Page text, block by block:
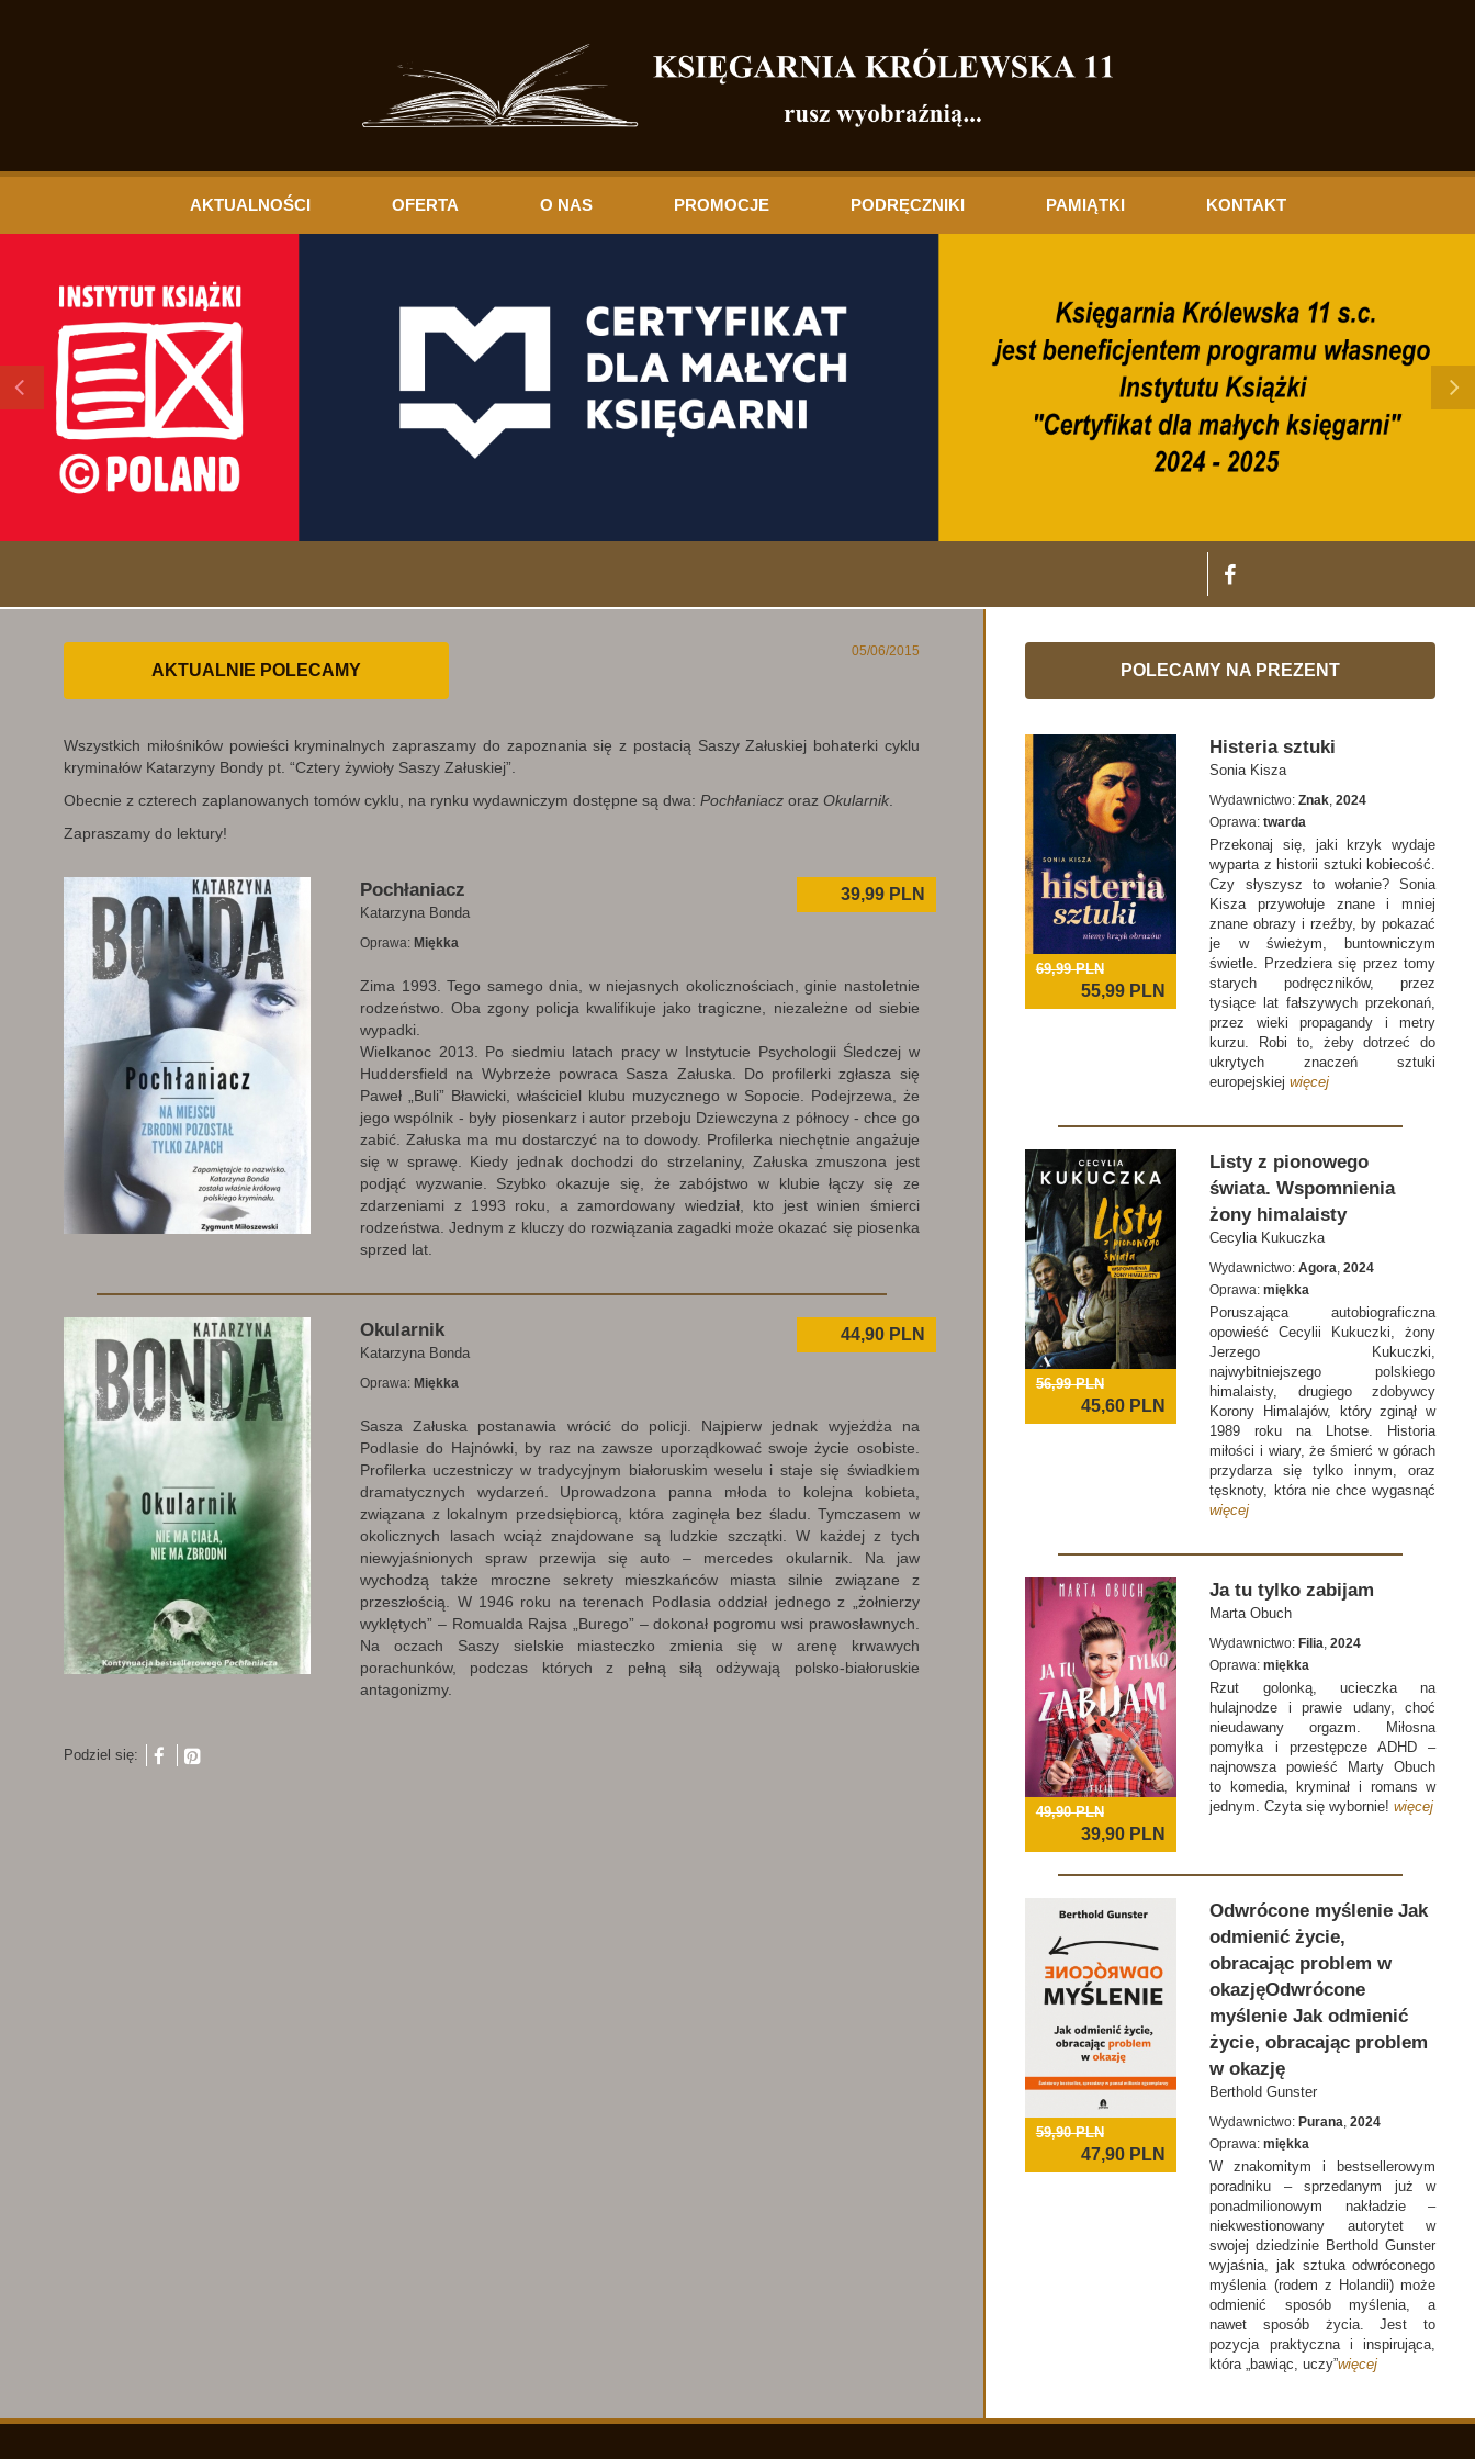
AKTUALNOŚCI OFERTA O NAS PROMOCJE PODRĘCZNIKI PAMIĄTKI KONTAKT
05/06/2015
AKTUALNIE POLECAMY
Wszystkich miłośników powieści kryminalnych zapraszamy do zapoznania się z postacią Saszy Załuskiej bohaterki cyklu
kryminałów Katarzyny Bondy pt. “Cztery żywioły Saszy Załuskiej”.
Obecnie z czterech zaplanowanych tomów cyklu, na rynku wydawniczym dostępne są dwa:Pochłaniacz orazOkularnik
Zapraszamy do lektury!
39,99 PLN
Pochłaniacz
Katarzyna Bonda
Oprawa: Miękka
Zima 1993. Tego samego dnia, w niejasnych okolicznościach, ginie nastoletnie
rodzeństwo. Oba zgony policja kwalifikuje jako tragiczne, niezależne od siebie
wypadki.
Wielkanoc 2013. Po siedmiu latach pracy w Instytucie Psychologii Śledczej w
Huddersfield na Wybrzeże powraca Sasza Załuska. Do profilerki zgłasza się
Paweł „Buli” Bławicki, właściciel klubu muzycznego w Sopocie. Podejrzewa, że
jego wspólnik - były piosenkarz i autor przeboju Dziewczyna z północy - chce go
zabić. Załuska ma mu dostarczyć na to dowody. Profilerka niechętnie angażuje
się w sprawę. Kiedy jednak dochodzi do strzelaniny, Załuska zmuszona jest
podjąć wyzwanie. Szybko okazuje się, że zabójstwo w klubie łączy się ze
zdarzeniami z 1993 roku, a zamordowany wiedział, kto jest winien śmierci
rodzeństwa. Jednym z kluczy do rozwiązania zagadki może okazać się piosenka
sprzed lat.
44,90 PLN
Okularnik
Katarzyna Bonda
Oprawa: Miękka
Sasza Załuska postanawia wrócić do policji. Najpierw jednak wyjeżdża na
Podlasie do Hajnówki, by raz na zawsze uporządkować swoje życie osobiste.
Profilerka uczestniczy w tradycyjnym białoruskim weselu i staje się świadkiem
dramatycznych wydarzeń. Uprowadzona panna młoda to kolejna kobieta,
związana z lokalnym przedsiębiorcą, która zaginęła bez śladu. Tymczasem w
okolicznych lasach wciąż znajdowane są ludzkie szczątki. W każdej z tych
niewyjaśnionych spraw przewija się auto – mercedes okularnik. Na jaw
wychodzą także mroczne sekrety mieszkańców miasta silnie związane z
przeszłością. W 1946 roku na terenach Podlasia oddział jednego z „żołnierzy
wyklętych” – Romualda Rajsa „Burego” – dokonał pogromu wsi prawosławnych.
Na oczach Saszy sielskie miasteczko zmienia się w arenę krwawych
porachunków, podczas których z pełną siłą odżywają polsko-białoruskie
antagonizmy.
Podziel się:
POLECAMY NA PREZENT
69,99 PLN
55,99 PLN
Histeria sztuki
Sonia Kisza
Wydawnictwo:Znak,2024
Oprawa:twarda
Przekonaj się, jaki krzyk wydaje
wyparta z historii sztuki kobiecość.
Czy słyszysz to wołanie? Sonia
Kisza przywołuje znane i mniej
znane obrazy i rzeźby, by pokazać
je w świeżym, buntowniczym
świetle. Przedziera się przez tomy
starych podręczników, przez
tysiące lat fałszywych przekonań,
przez wieki propagandy i metry
kurzu. Robi to, żeby dotrzeć do
ukrytych znaczeń sztuki
europejskiej więcej
56,99 PLN
45,60 PLN
Listy z pionowego
świata. Wspomnienia
żony himalaisty
Cecylia Kukuczka
Wydawnictwo:Agora,2024
Oprawa:miękka
Poruszająca autobiograficzna
opowieść Cecylii Kukuczki, żony
Jerzego Kukuczki,
najwybitniejszego polskiego
himalaisty, drugiego zdobywcy
Korony Himalajów, który zginął w
1989 roku na Lhotse. Historia
miłości i wiary, że śmierć w górach
przydarza się tylko innym, oraz
tęsknoty, która nie chce wygasnąć
więcej
49,90 PLN
39,90 PLN
Ja tu tylko zabijam
Marta Obuch
Wydawnictwo: Filia,2024
Oprawa:miękka
Rzut golonką, ucieczka na
hulajnodze i prawie udany, choć
nieudawany orgazm. Miłosna
pomyłka i przestępcze ADHD –
najnowsza powieść Marty Obuch
to komedia, kryminał i romans w
jednym. Czyta się wybornie!więcej
59,90 PLN
47,90 PLN
Odwrócone myślenie Jak
odmienić życie,
obracając problem w
okazjęOdwrócone
myślenie Jak odmienić
życie, obracając problem
w okazję
Berthold Gunster
Wydawnictwo: Purana,2024
Oprawa:miękka
W znakomitym i bestsellerowym
poradniku – sprzedanym już w
ponadmilionowym nakładzie –
niekwestionowany autorytet w
swojej dziedzinie Berthold Gunster
wyjaśnia, jak sztuka odwróconego
myślenia (rodem z Holandii) może
odmienić sposób myślenia, a
nawet sposób życia. Jest to
pozycja praktyczna i inspirująca,
która „bawiąc, uczy”więcej